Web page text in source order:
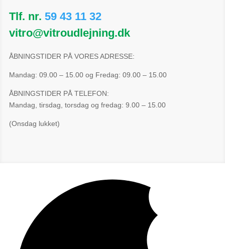
Tlf. nr.59 43 11 32
vitro@vitroudlejning.dk
ÅBNINGSTIDER PÅ VORES ADRESSE:
Mandag: 09.00 – 15.00 og Fredag: 09.00 – 15.00
ÅBNINGSTIDER PÅ TELEFON:
Mandag, tirsdag, torsdag og fredag: 9.00 – 15.00
(Onsdag lukket)